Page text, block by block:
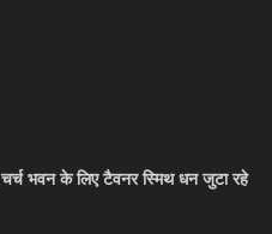
चर्च भवन के लिए टैवनर स्मिथ धन जुटा रहे